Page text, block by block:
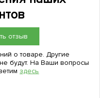
отзыв
о товаре. Другие
будут. На Ваши вопросы
здесь